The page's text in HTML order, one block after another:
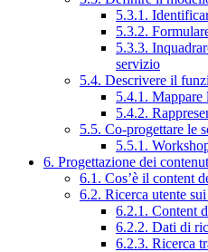
5.3.1.
5.3.2.
5.3.3.
servizio
5.4. Descrivere il
5.4.1. Mappare
5.4.2.
5.5. Co-progettare le
5.5.1.
6. Progettazione dei
6.1. Cos’è il content
6.2. Ricerca utente
6.2.1. Content
6.2.2. Dati di
6.2.3. Ricerca